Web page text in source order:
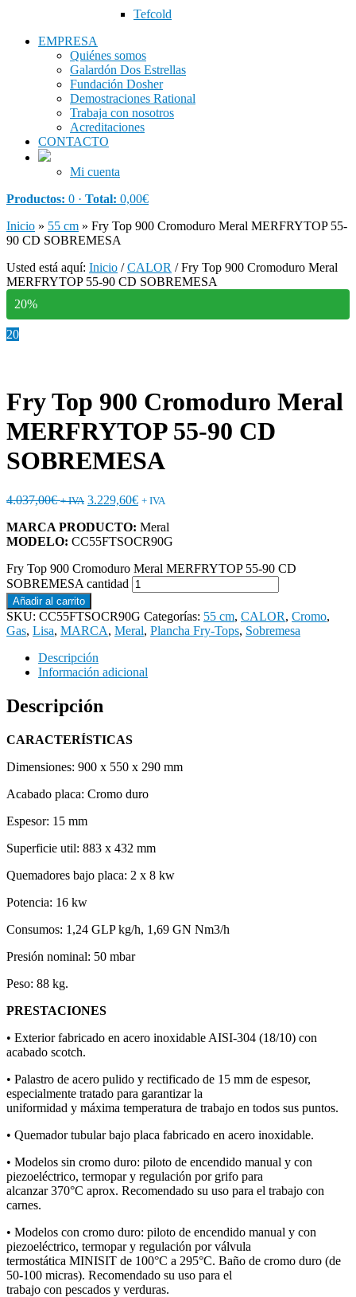
Tefcold
EMPRESA
Quiénes somos
Galardón Dos Estrellas
Fundación Dosher
Demostraciones Rational
Trabaja con nosotros
Acreditaciones
CONTACTO
Mi cuenta
Productos: 0 · Total: 0,00€
Inicio » 55 cm » Fry Top 900 Cromoduro Meral MERFRYTOP 55-
90 CD SOBREMESA
Usted está aquí: Inicio / CALOR /Fry Top 900 Cromoduro Meral
MERFRYTOP 55-90 CD SOBREMESA
20%
20
Fry Top 900 Cromoduro Meral
MERFRYTOP 55-90 CD
SOBREMESA
4.037,00€ + IVA 3.229,60€ + IVA
MARCA PRODUCTO: Meral
MODELO: CC55FTSOCR90G
Fry Top 900 Cromoduro Meral MERFRYTOP 55-90 CD
SOBREMESA cantidad
Añadir al carrito
SKU: CC55FTSOCR90G Categorías: 55 cm, CALOR, Cromo,
Gas, Lisa, MARCA, Meral, Plancha Fry-Tops, Sobremesa
Descripción
Información adicional
Descripción
CARACTERÍSTICAS
Dimensiones: 900 x 550 x 290 mm
Acabado placa: Cromo duro
Espesor: 15 mm
Superficie util: 883 x 432 mm
Quemadores bajo placa: 2 x 8 kw
Potencia: 16 kw
Consumos: 1,24 GLP kg/h, 1,69 GN Nm3/h
Presión nominal: 50 mbar
Peso: 88 kg.
PRESTACIONES
• Exterior fabricado en acero inoxidable AISI-304 (18/10) con
acabado scotch.
• Palastro de acero pulido y rectificado de 15 mm de espesor,
especialmente tratado para garantizar la
uniformidad y máxima temperatura de trabajo en todos sus puntos.
• Quemador tubular bajo placa fabricado en acero inoxidable.
• Modelos sin cromo duro: piloto de encendido manual y con
piezoeléctrico, termopar y regulación por grifo para
alcanzar 370°C aprox. Recomendado su uso para el trabajo con
carnes.
• Modelos con cromo duro: piloto de encendido manual y con
piezoeléctrico, termopar y regulación por válvula
termostática MINISIT de 100°C a 295°C. Baño de cromo duro (de
50-100 micras). Recomendado su uso para el
trabajo con pescados y verduras.